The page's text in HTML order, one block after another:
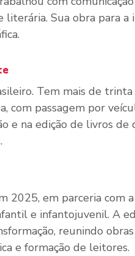
Sua obra para a
Tem mais de trinta
com passagem por
e na edição de livros
2025, em parceria com
e infantojuvenil. A
reunindo
e formação de leitores.